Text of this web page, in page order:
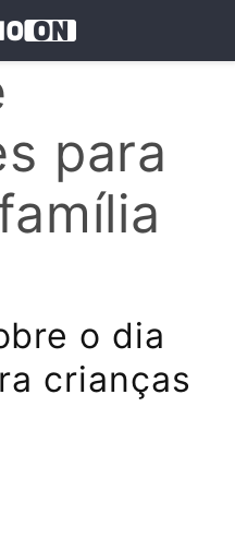
para
o dia
crianças